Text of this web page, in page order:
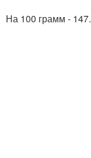
На 100 грамм -